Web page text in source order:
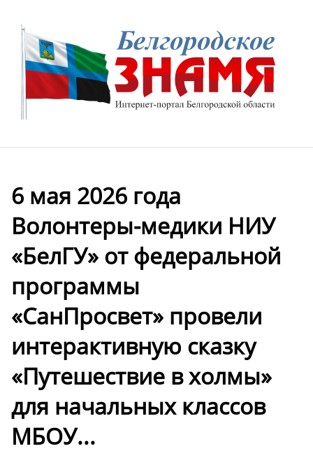
6 мая 2026 года
Волонтеры-медики НИУ
«БелГУ» от федеральной
программы
«СанПросвет» провели
интерактивную сказку
«Путешествие в холмы»
для начальных классов
МБОУ...